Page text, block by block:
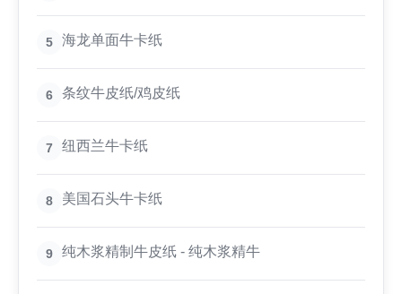
5 海龙单面牛卡纸
6 条纹牛皮纸/鸡皮纸
7 纽西兰牛卡纸
8 美国石头牛卡纸
9 纯木浆精制牛皮纸 - 纯木浆精牛